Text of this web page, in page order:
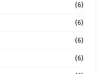
(6)
(6)
(6)
(6)